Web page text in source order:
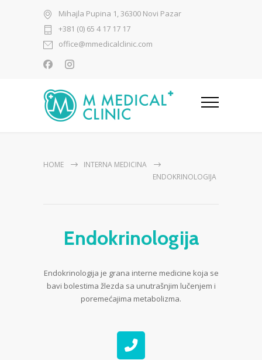
Mihajla Pupina 1, 36300 Novi Pazar
+381 (0) 65 4 17 17 17
office@mmedicalclinic.com
HOME
INTERNA MEDICINA
ENDOKRINOLOGIJA
Endokrinologija
Endokrinologija je grana interne medicine koja se
bavi bolestima žlezda sa unutrašnjim lučenjem i
poremećajima metabolizma.